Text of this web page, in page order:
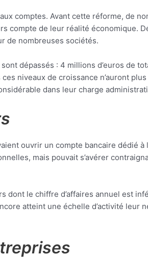
comptes. Avant cette réforme, de
compte de leur réalité économique.
de nombreuses sociétés.
dépassés : 4 millions d’euros de
niveaux de croissance n’auront
dans leur charge
ouvrir un compte bancaire dédié à
mais pouvait s’avérer
le chiffre d’affaires annuel est
atteint une échelle d’activité leur